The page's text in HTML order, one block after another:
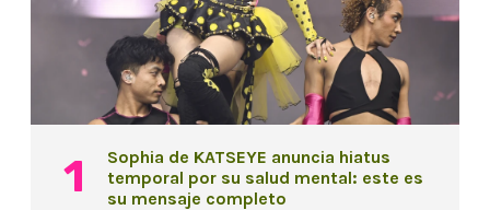
Sophia de KATSEYE anuncia hiatus
temporal por su salud mental: este es
su mensaje completo